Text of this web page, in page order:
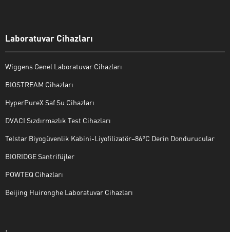
Laboratuvar Cihazları
Wiggens Genel Laboratuvar Cihazları
BIOSTREAM Cihazları
HyperPureX Saf Su Cihazları
DVACI Sızdırmazlık Test Cihazları
Telstar Biyogüvenlik Kabini-Liyofilizatör–86°C Derin Dondurucular
BIORIDGE Santrifüjler
POWTEQ Cihazları
Beijing Huironghe Laboratuvar Cihazları